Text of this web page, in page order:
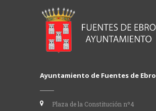
Ayuntamiento de Fuentes de Ebro
Plaza de la Constitución nº4